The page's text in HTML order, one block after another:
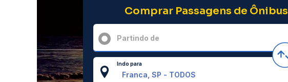
Comprar Passagens de Ônibus
Partindo de
Indo para